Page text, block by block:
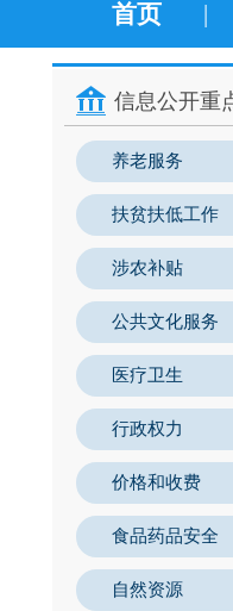
首页 |
信息公开重
养老服务
扶贫扶低工作
涉农补贴
公共文化服务
医疗卫生
行政权力
价格和收费
食品药品安全
自然资源